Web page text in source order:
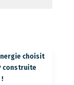
choisit
construite
!